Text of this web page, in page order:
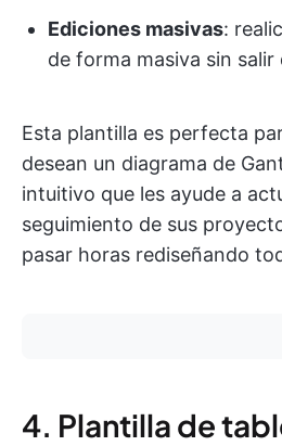
Ediciones masivas:
de forma masiva sin
Esta plantilla es perfecta
desean un diagrama de
intuitivo que les ayude a
seguimiento de sus
pasar horas rediseñando
4. Plantilla de